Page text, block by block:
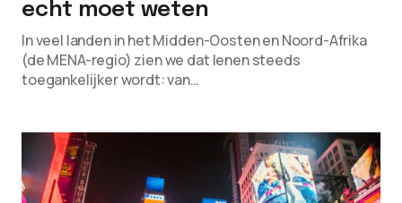
echt moet weten
In veel landen in het Midden-Oosten en Noord-Afrika
(de MENA-regio) zien we dat lenen steeds
toegankelijker wordt: van…